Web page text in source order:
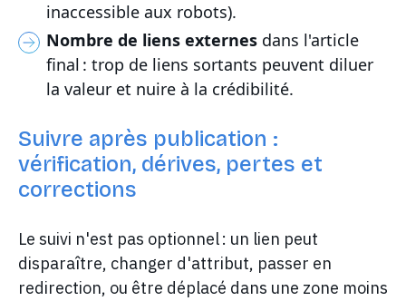
inaccessible aux robots).
Nombre de liens externes dans l'article
final : trop de liens sortants peuvent diluer
la valeur et nuire à la crédibilité.
Suivre après publication :
vérification, dérives, pertes et
corrections
Le suivi n'est pas optionnel : un lien peut
disparaître, changer d'attribut, passer en
redirection, ou être déplacé dans une zone moins